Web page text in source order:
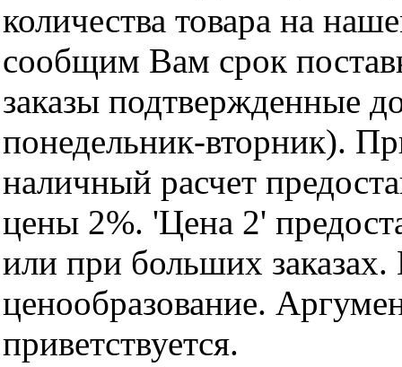
количества товара на
сообщим Вам срок
заказы подтвержденные
понедельник-вторник).
наличный расчет
цены 2%. 'Цена 2'
или при больших
ценообразование.
приветствуется.